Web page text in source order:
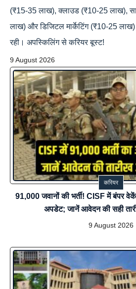
(₹15-35 लाख), क्लाउड (₹10-25 लाख),
लाख) और डिजिटल मार्केटिंग (₹10-25
रही। अपस्किलिंग से करियर बूस्ट!
9 August 2026
करियर
91,000 जवानों की भर्ती! CISF में बंपर
अपडेट; जानें आवेदन की सही
9 August 2026